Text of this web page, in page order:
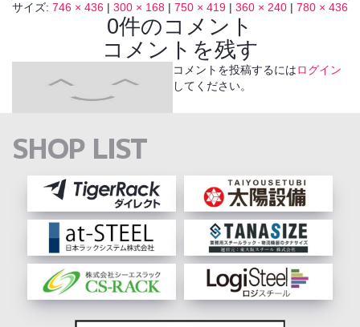
サイズ: 746 × 436 | 300 × 168 | 750 × 419 | 360 × 240 | 780 × 436
0件のコメント
コメントを残す
コメントを投稿するにはログイン
してください。
SHOP LIST